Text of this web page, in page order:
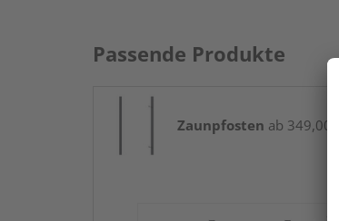
Passende Produkte
Zaunpfosten ab 349,00